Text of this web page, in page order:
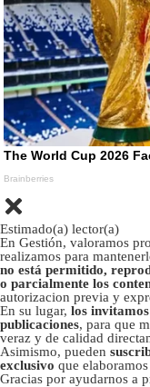
Estimado(a) lector(a)
En Gestión, valoramos
realizamos para
no está permitido,
o parcialmente los
autorizacion previa y
En su lugar, los
publicaciones, para que
veraz y de calidad
Asimismo, pueden
exclusivo que
Gracias por ayudarnos a